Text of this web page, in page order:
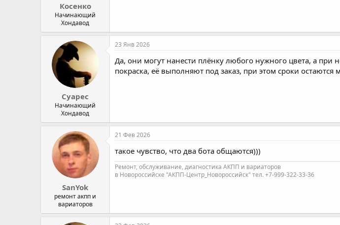
Косенко
Начинающий
Хондавод
Суарес
Начинающий
Хондавод
23 Янв 2026
Да, они могут нанести плёнку любого нужного цвета, а
покраска, её выполняют под заказ, при этом сроки
SanYok
ремонт акпп и
вариаторов
21 Фев 2026
такое чувство, что два бота общаются)))
Ремонт, обслуживание, диагностика АКПП и вариаторов
в Новороссийске "АКПП-Центр_Новороссийск" тел. +7-999-322-33-36